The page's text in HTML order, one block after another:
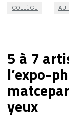
COLLÈGE
5 à 7
l’expo-
yeux